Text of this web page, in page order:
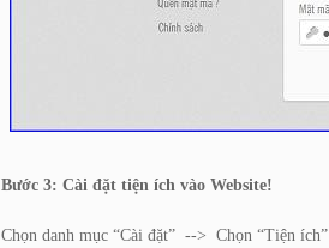
Bước 3: Cài đặt tiện ích vào Website!
Chọn danh mục “Cài đặt” --> Chọn “Tiện ích”